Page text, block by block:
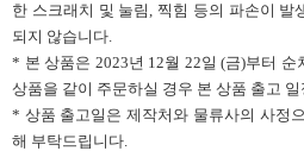
한 스크래치 및 눌림, 찍힘 등의 파손이 발
되지 않습니다.
* 본 상품은 2023년 12월 22일 (금)부터 순
상품을 같이 주문하실 경우 본 상품 출고
* 상품 출고일은 제작처와 물류사의 사정
해 부탁드립니다.